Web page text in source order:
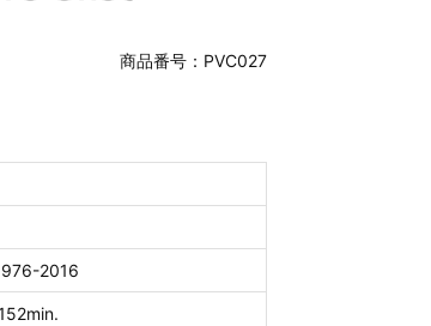
商品番号：PVC027
2016